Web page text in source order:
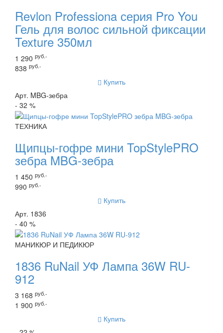
Revlon Professiona серия Pro You
Гель для волос сильной фиксации
Texture 350мл
1 290 руб.-
838 руб.-
Купить
Арт. MBG-зебра
- 32 %
ТЕХНИКА
Щипцы-гофре мини TopStylePRO
зебра MBG-зебра
1 450 руб.-
990 руб.-
Купить
Арт. 1836
- 40 %
МАНИКЮР И ПЕДИКЮР
1836 RuNail УФ Лампа 36W RU-
912
3 168 руб.-
1 900 руб.-
Купить